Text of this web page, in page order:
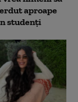
aproape
studenţi